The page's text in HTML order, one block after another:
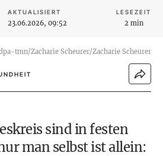
AKTUALISIERT
23.06.2026, 09:52
LESEZEIT
2 min
tmn/Zacharie Scheurer/Zacharie Scheurer
sind in festen
man selbst ist allein: